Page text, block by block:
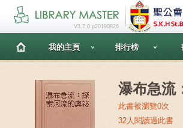
V3.7.0 p20190826
我的主頁 排行榜
瀑布急流
此書被瀏覽0次
32人閱讀過此書